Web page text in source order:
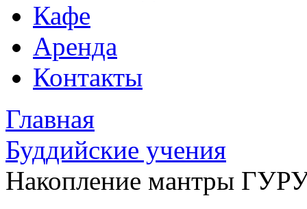
Кафе
Аренда
Контакты
Главная
Буддийские учения
Накопление мантры